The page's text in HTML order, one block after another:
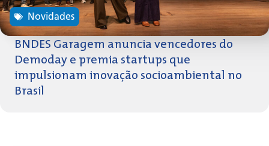
Novidades
BNDES Garagem anuncia vencedores do
Demoday e premia startups que
impulsionam inovação socioambiental no
Brasil